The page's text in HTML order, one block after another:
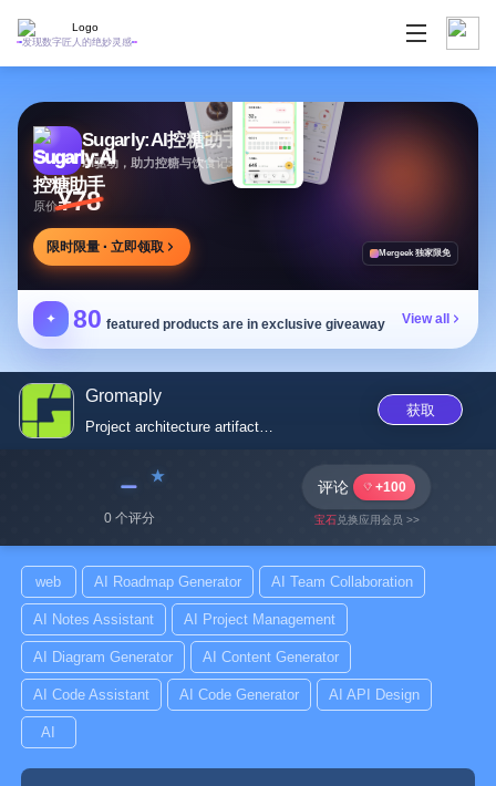
发现数字匠人的绝妙灵感
Sugarly:AI控糖助手
AI驱动，助力控糖与饮食记录，提供个性化建议
原价¥78
限时限量 · 立即领取 Mergeek 独家限免
✦ 80 featured products are in exclusive giveaway View all
Gromaply
Project architecture artifact,...
获取
﹣
0 个评分
评论 +100
宝石兑换应用会员 >>
web AI Roadmap Generator AI Team Collaboration
AI Notes Assistant AI Project Management
AI Diagram Generator AI Content Generator
AI Code Assistant AI Code Generator AI API Design
AI